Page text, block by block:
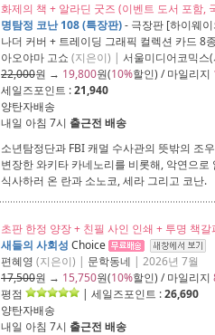
화제의 책 + 알라딘 굿즈 (이벤트 도서 포함,
명탐정 코난 108 (특장판)- 극장판 [하이웨
나더 커버 + 트레이딩 그래픽 컬렉션 카드 8
아오야마 고쇼 (지은이) | 서울미디어코믹스
22,000원 → 19,800원(10%할인) / 마일리지
세일즈포인트 :21,940
양탄자배송
내일 아침 7시 출근전 배송
소년탐정단과 FBI 캐멀 수사관의 뜻밖의 조
변장한 와키타 카네노리를 비롯해, 악연으
식사하러 온 란과 소노코, 세라 그리고 코난.
초판 한정 양장 + 친필 사인 인쇄 + 투명 책갈
새들의 사회성 Choice
편혜영 (지은이) | 문학동네 | 2026년 7월
17,500원 → 15,750원(10%할인) / 마일리지
평점
| 세일즈포인트 :26,690
양탄자배송
내일 아침 7시 출근전 배송